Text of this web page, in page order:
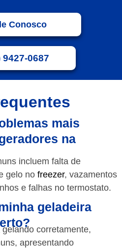
Conosco
9427-0687
mais
na
incluem falta de
gelo no freezer, vazamentos
e falhas no termostato.
geladeira
corretamente,
apresentando